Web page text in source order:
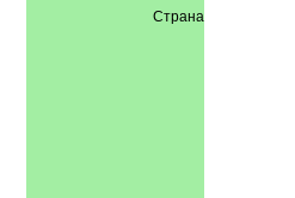
Страна